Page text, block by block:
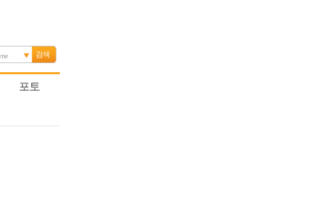
검색
포토